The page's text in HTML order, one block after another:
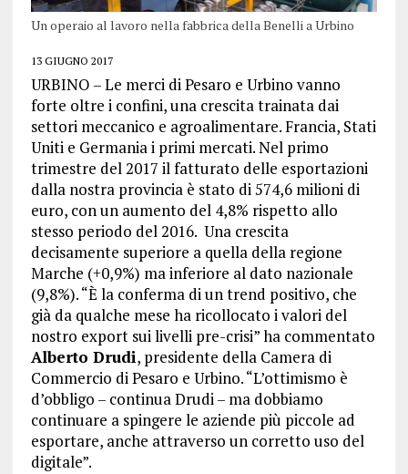
Un operaio al lavoro nella fabbrica della Benelli a Urbino
13 GIUGNO 2017
URBINO – Le merci di Pesaro e Urbino vanno
forte oltre i confini, una crescita trainata dai
settori meccanico e agroalimentare. Francia, Stati
Uniti e Germania i primi mercati. Nel primo
trimestre del 2017 il fatturato delle esportazioni
dalla nostra provincia è stato di 574,6 milioni di
euro, con un aumento del 4,8% rispetto allo
stesso periodo del 2016. Una crescita
decisamente superiore a quella della regione
Marche (+0,9%) ma inferiore al dato nazionale
(9,8%). “È la conferma di un trend positivo, che
già da qualche mese ha ricollocato i valori del
nostro export sui livelli pre-crisi” ha commentato
Alberto Drudi, presidente della Camera di
Commercio di Pesaro e Urbino. “L’ottimismo è
d’obbligo – continua Drudi – ma dobbiamo
continuare a spingere le aziende più piccole ad
esportare, anche attraverso un corretto uso del
digitale”.